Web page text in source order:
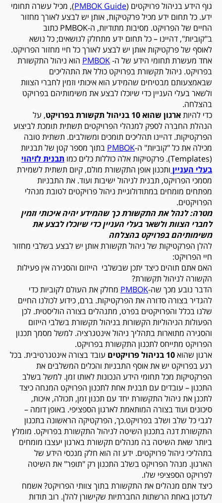
גוף הידע בניהול פרויקטים (PMBOK Guide), מכיל עשרה תחומי
ידע. כל תחום ידע מכיל פרקטיקות, אותן יש לבצע לאורך מחזור
החיים של הפרויקט. מסיבות מתודיות, ה-PMBOK כתוב
ב"קוביות", דהיינו – כל תחום ידע מתחלק לנושאים; כל נושא
לאוסף של פרקטיקות אותן יש לבצע לאורך כל חיי מחזור הפרויקט.
אחד מעשרת תחומי הידע של ה-PMBOK הוא ניהול התקשורת
בפרויקט. ניהול תקשורת בפרויקט כולל את התהליכים
שבאמצעותם מבטיחים שהמידע הוא איכותי וזמין לחברי הצוות
ולשאר בעלי העניין כדי שיוכלו לבצע את משימותיהם בפרויקט
בהצלחה.
כדי להיותארגון שהוא 10 בניהול תקשורת בפרויקט
, על
הנהלת החברה לספק למנהלי הפרויקטים תשתית תומכת לביצוע
הפרקטיקות. דהיינו תהליכים תומכים ומשולבים. תשתית טובה
מכילה את כל "קוביות" ה-PMBOK בתוך מספר קטן של תבניות
(Templates). פרקטיקות אלה כוללות כלים כמו
תבנית לזיהוי
בעלי העניין ותכנון אופן התקשורת מולם, קיום תשתית לשמירת
מסמכי הפרויקט, תבנית לניהול ישיבות ועוד. את התבניות
מפתחים מומחים במתודולוגיית ניהול פרויקטים לטובת מנהלי
הפרויקטים.
מטרה: לנהל את התקשורת כך שהמידע יהיה איכותי וזמין
לחברי הצוות ולשאר בעלי העניין כדי שיוכלו לבצע את
משימותיהם בפרויקט בהצלחה
להלן הפרקטיקות של ניהול תקשורת אותן יש לבצע בשלבי מחזור
חיי הפרויקט:
האם אתם תוהים כיצד יתכן שבשלבי הייזום והסגירה אין פעילות
הקשורה לניהול תקשורת?
הדבר נובע מכך שה-PMBOK מחלק את העולם לקוביות כדי
להגדיר בצורה סדורה את הפרקטיקות. ברם, כידוע לכולנו החיים
שלנו בכלל והפרויקטים בפרט, מתנהלים בצורה הוליסטית. לכן
הפעולות הניהוליות הקשורות בניהול תקשורת בשלבי הייזום
והסגירה מתוארות בתהליך ניהול אינטגרציה. למשל מסמך תכנון
הפרויקט מתייחס לתכנון התקשורת בפרויקט.
ארגון שהוא10 בניהול פרויקטים
עובד בצורה אינטגרטיבית. בכל
רגע בפרויקט יש את אוסף התבניות והכלים המשלבים את
הפרקטיקות מכל תחומי הידע הנכונות לאותו זמן. למשל בשלב
התכנון – עובדים עם תבנית אחת לתכנון הפרויקט המנחה כיצד
לתכנן את ניהול התקשורת יחד עם תכנון זמן, תכולה, איכות,
סיכונים ועוד בצורה המותאמת לארגון הספציפי. באופן דומה –
לגבי כל שלב ושלב בפרויקט.כך, הפרקטיקה הראשונה בתכנון
התקשורת דנה בתכנון השיטה לניהול התקשורת בפרויקט. מומלץ
ביותר שאת השיטה בה מנהלים תקשורת בארגון יעצבו מומחים
בתהליכי ניהול פרויקטים. ידע זה הוא חלק מנכסי הידע של
הארגון. מנהל הפרויקט בשלב התכנון רק "תופר" את השיטה
לפרויקט הספציפי שלו.
כיצד אתם מנהלים את התקשורת בתוך צוותי הפרויקט? אשמח
לעדכון באחת הרשתות החברתיות שקישורן להלן. רוב תודות